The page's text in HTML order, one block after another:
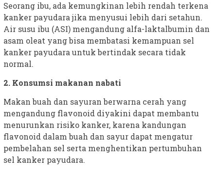
Seorang ibu, ada kemungkinan lebih rendah terkena
kanker payudara jika menyusui lebih dari setahun.
Air susu ibu (ASI) mengandung alfa-laktalbumin dan
asam oleat yang bisa membatasi kemampuan sel
kanker payudara untuk bertindak secara tidak
normal.
2. Konsumsi makanan nabati
Makan buah dan sayuran berwarna cerah yang
mengandung flavonoid diyakini dapat membantu
menurunkan risiko kanker, karena kandungan
flavonoid dalam buah dan sayur dapat mengatur
pembelahan sel serta menghentikan pertumbuhan
sel kanker payudara.